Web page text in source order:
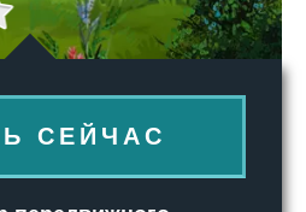
СЕЙЧАС